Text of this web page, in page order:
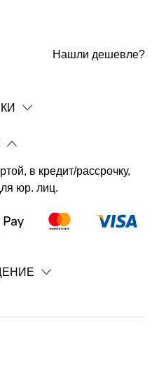
Нашли дешевле?
в кредит/рассрочку,
юр. лиц.